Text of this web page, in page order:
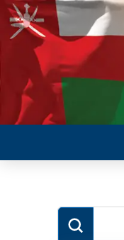
Submit